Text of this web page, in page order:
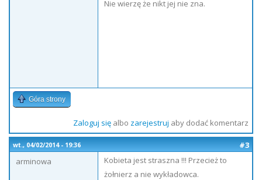
Nie wierzę że nikt jej nie zna.
Góra strony
Zaloguj sięalbo zarejestruj aby dodać komentarz
wt., 04/02/2014 - 19:36
#3
arminowa
Kobieta jest straszna !!! Przecież to
żołnierz a nie wykładowca.